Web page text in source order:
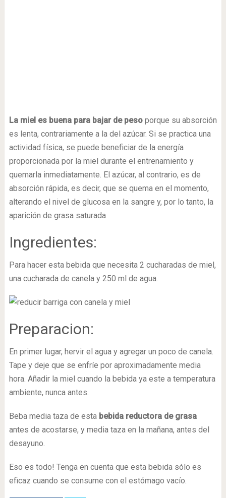
La miel es buena parabajar de pesoporque su absorción
es lenta, contrariamente a la del azúcar. Si se practica una
actividad física, se puede beneficiar de la energía
proporcionada por la miel durante el entrenamiento y
quemarla inmediatamente. El azúcar, al contrario, es de
absorción rápida, es decir, que se quema en el momento,
alterando el nivel de glucosa en la sangre y, por lo tanto, la
aparición de grasa saturada
Ingredientes:
Para hacer esta bebida que necesita 2 cucharadas de miel,
una cucharada de canela y 250 ml de agua.
Preparacion:
En primer lugar, hervir el agua y agregar un poco de canela.
Tape y deje que se enfríe por aproximadamente media
hora. Añadir la miel cuando la bebida ya este a temperatura
ambiente, nunca antes.
Beba media taza de esta bebida reductora de grasa
antes de acostarse, y media taza en la mañana, antes del
desayuno.
Eso es todo! Tenga en cuenta que esta bebida sólo es
eficaz cuando se consume con el estómago vacío.